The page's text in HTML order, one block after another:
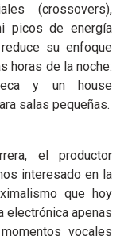
(crossovers),
picos de energía
su enfoque
horas de la noche:
y un house
salas pequeñas.
el productor
interesado en la
que hoy
electrónica apenas
vocales